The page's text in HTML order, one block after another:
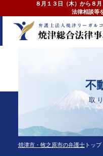
８月１３日（木）から８
法律相談等
不
取
焼津市・牧之原市の弁護士トップ